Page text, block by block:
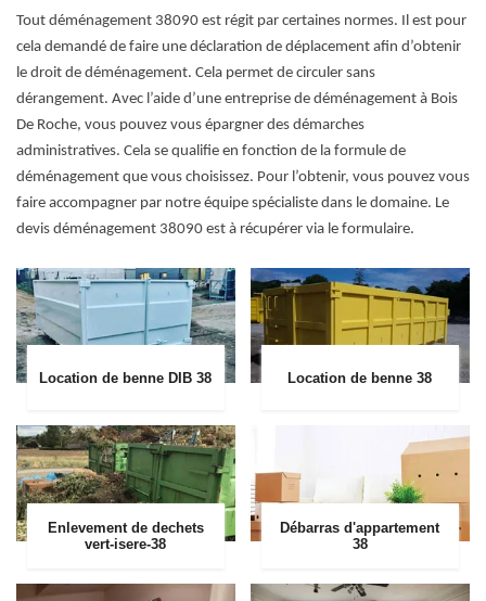
Tout déménagement 38090 est régit par certaines normes. Il est pour
cela demandé de faire une déclaration de déplacement afin d’obtenir
le droit de déménagement. Cela permet de circuler sans
dérangement. Avec l’aide d’une entreprise de déménagement à Bois
De Roche, vous pouvez vous épargner des démarches
administratives. Cela se qualifie en fonction de la formule de
déménagement que vous choisissez. Pour l’obtenir, vous pouvez vous
faire accompagner par notre équipe spécialiste dans le domaine. Le
devis déménagement 38090 est à récupérer via le formulaire.
Location de benne DIB 38 Location de benne 38
Enlevement de dechets
vert-isere-38
Débarras d'appartement
38